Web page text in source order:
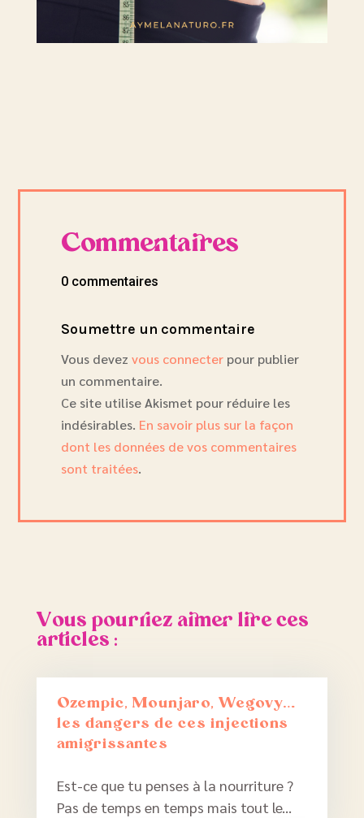
Commentaires
0 commentaires
Soumettre un commentaire
Vous devezvous connecter pour publier
un commentaire.
Ce site utilise Akismet pour réduire les
indésirables. En savoir plus sur la façon
dont les données de vos commentaires
sont traitées.
Vous pourriez aimer lire ces
articles :
Ozempic, Mounjaro, Wegovy…
les dangers de ces injections
amigrissantes
Est-ce que tu penses à la nourriture ?
Pas de temps en temps mais tout le...